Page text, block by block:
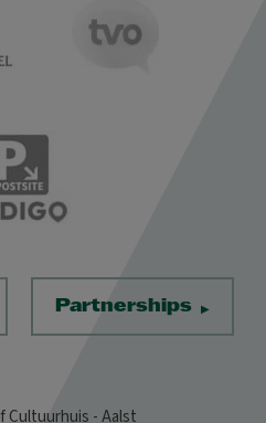
Partnerships
Cultuurhuis - Aalst